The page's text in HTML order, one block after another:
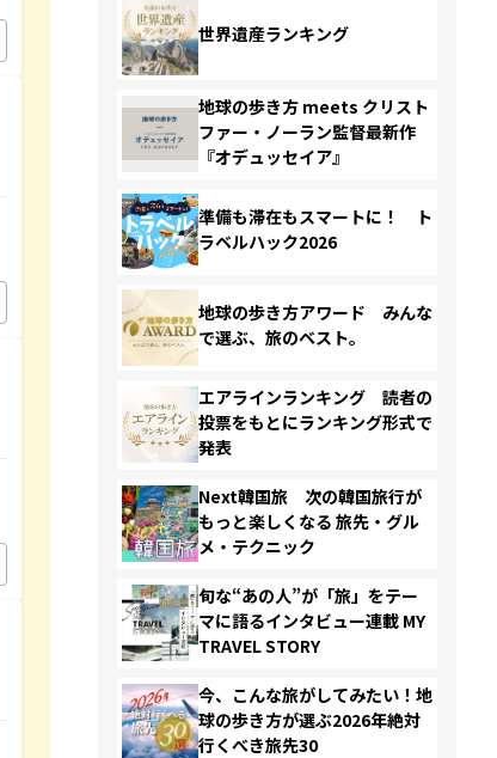
世界遺産ランキング
地球の歩き方 meets クリスト
ファー・ノーラン監督最新作
『オデュッセイア』
準備も滞在もスマートに！ ト
ラベルハック2026
地球の歩き方アワード みんな
で選ぶ、旅のベスト。
エアラインランキング 読者の
投票をもとにランキング形式で
発表
Next韓国旅 次の韓国旅行が
もっと楽しくなる 旅先・グル
メ・テクニック
旬な“あの人”が「旅」をテー
マに語るインタビュー連載 MY
TRAVEL STORY
今、こんな旅がしてみたい！地
球の歩き方が選ぶ2026年絶対
行くべき旅先30